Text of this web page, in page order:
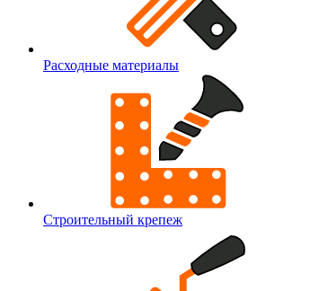
Расходные материалы
Строительный крепеж